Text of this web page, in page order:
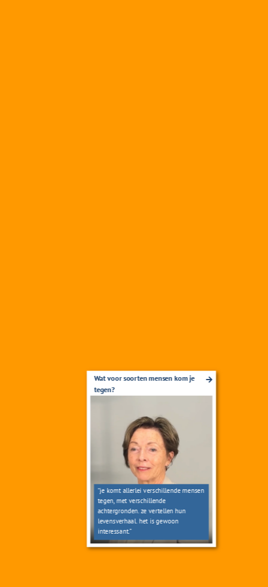
Wat voor soorten mensen kom je
tegen?
“je komt allerlei verschillende mensen
tegen, met verschillende
achtergronden. ze vertellen hun
levensverhaal. het is gewoon
interessant.”